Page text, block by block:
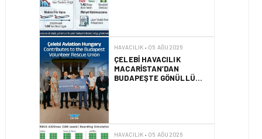
AIRBUS A320NEO
UÇAKLARINDA YOLCU
BINIŞ SÜREÇLERI
SIMÜLASYONLA TEST